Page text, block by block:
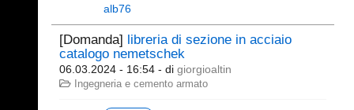
alb76
[Domanda] libreria di sezione in acciaio
catalogo nemetschek
06.03.2024 - 16:54 - di giorgioaltin
Ingegneria e cemento armato